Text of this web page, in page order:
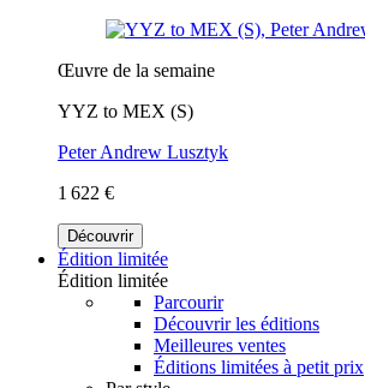
Œuvre de la semaine
YYZ to MEX (S)
Peter Andrew Lusztyk
1 622 €
Découvrir
Édition limitée
Édition limitée
Parcourir
Découvrir les éditions
Meilleures ventes
Éditions limitées à petit prix